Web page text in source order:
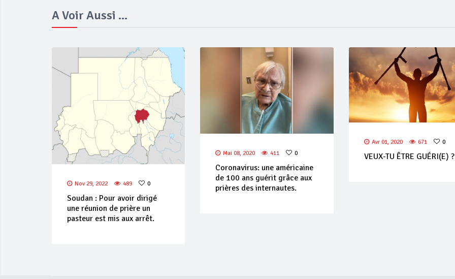
A Voir Aussi ...
Nov 29, 2022 489 0
Soudan : Pour avoir dirigé
une réunion de prière un
pasteur est mis aux arrêt.
Mai 08, 2020 411 0
Coronavirus: une américaine
de 100 ans guérit grâce aux
prières des internautes.
Avr 01, 2020 671 0
VEUX-TU ÊTRE GUÉRI(E) ?